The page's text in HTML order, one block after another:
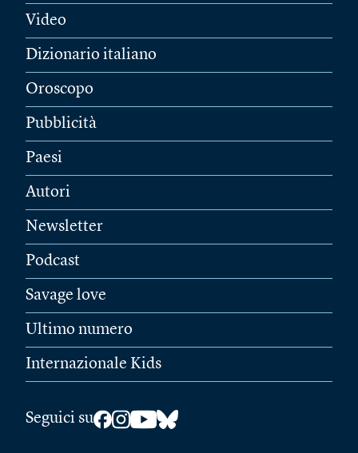
Video
Dizionario italiano
Oroscopo
Pubblicità
Paesi
Autori
Newsletter
Podcast
Savage love
Ultimo numero
Internazionale Kids
Seguici su